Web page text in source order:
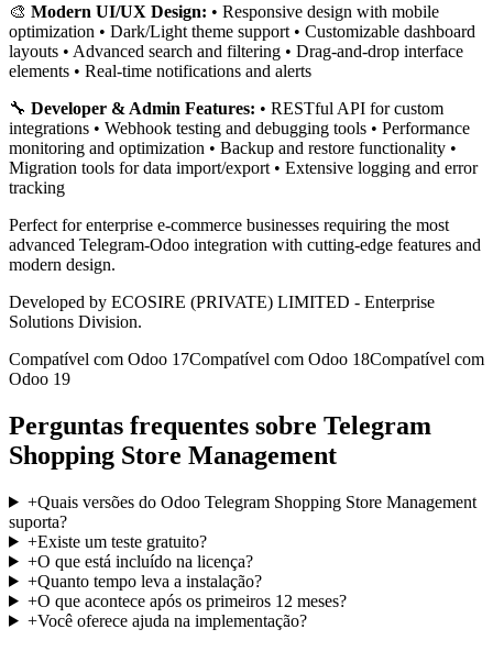
🎨 Modern UI/UX Design: • Responsive design with mobile
optimization • Dark/Light theme support • Customizable dashboard
layouts • Advanced search and filtering • Drag-and-drop interface
elements • Real-time notifications and alerts
🔧 Developer & Admin Features: • RESTful API for custom
integrations • Webhook testing and debugging tools • Performance
monitoring and optimization • Backup and restore functionality •
Migration tools for data import/export • Extensive logging and error
tracking
Perfect for enterprise e-commerce businesses requiring the most
advanced Telegram-Odoo integration with cutting-edge features and
modern design.
Developed by ECOSIRE (PRIVATE) LIMITED - Enterprise
Solutions Division.
Compatível com Odoo 17Compatível com Odoo 18Compatível com
Odoo 19
Perguntas frequentes sobre Telegram
Shopping Store Management
+Quais versões do Odoo Telegram Shopping Store Management
suporta?
+Existe um teste gratuito?
+O que está incluído na licença?
+Quanto tempo leva a instalação?
+O que acontece após os primeiros 12 meses?
+Você oferece ajuda na implementação?